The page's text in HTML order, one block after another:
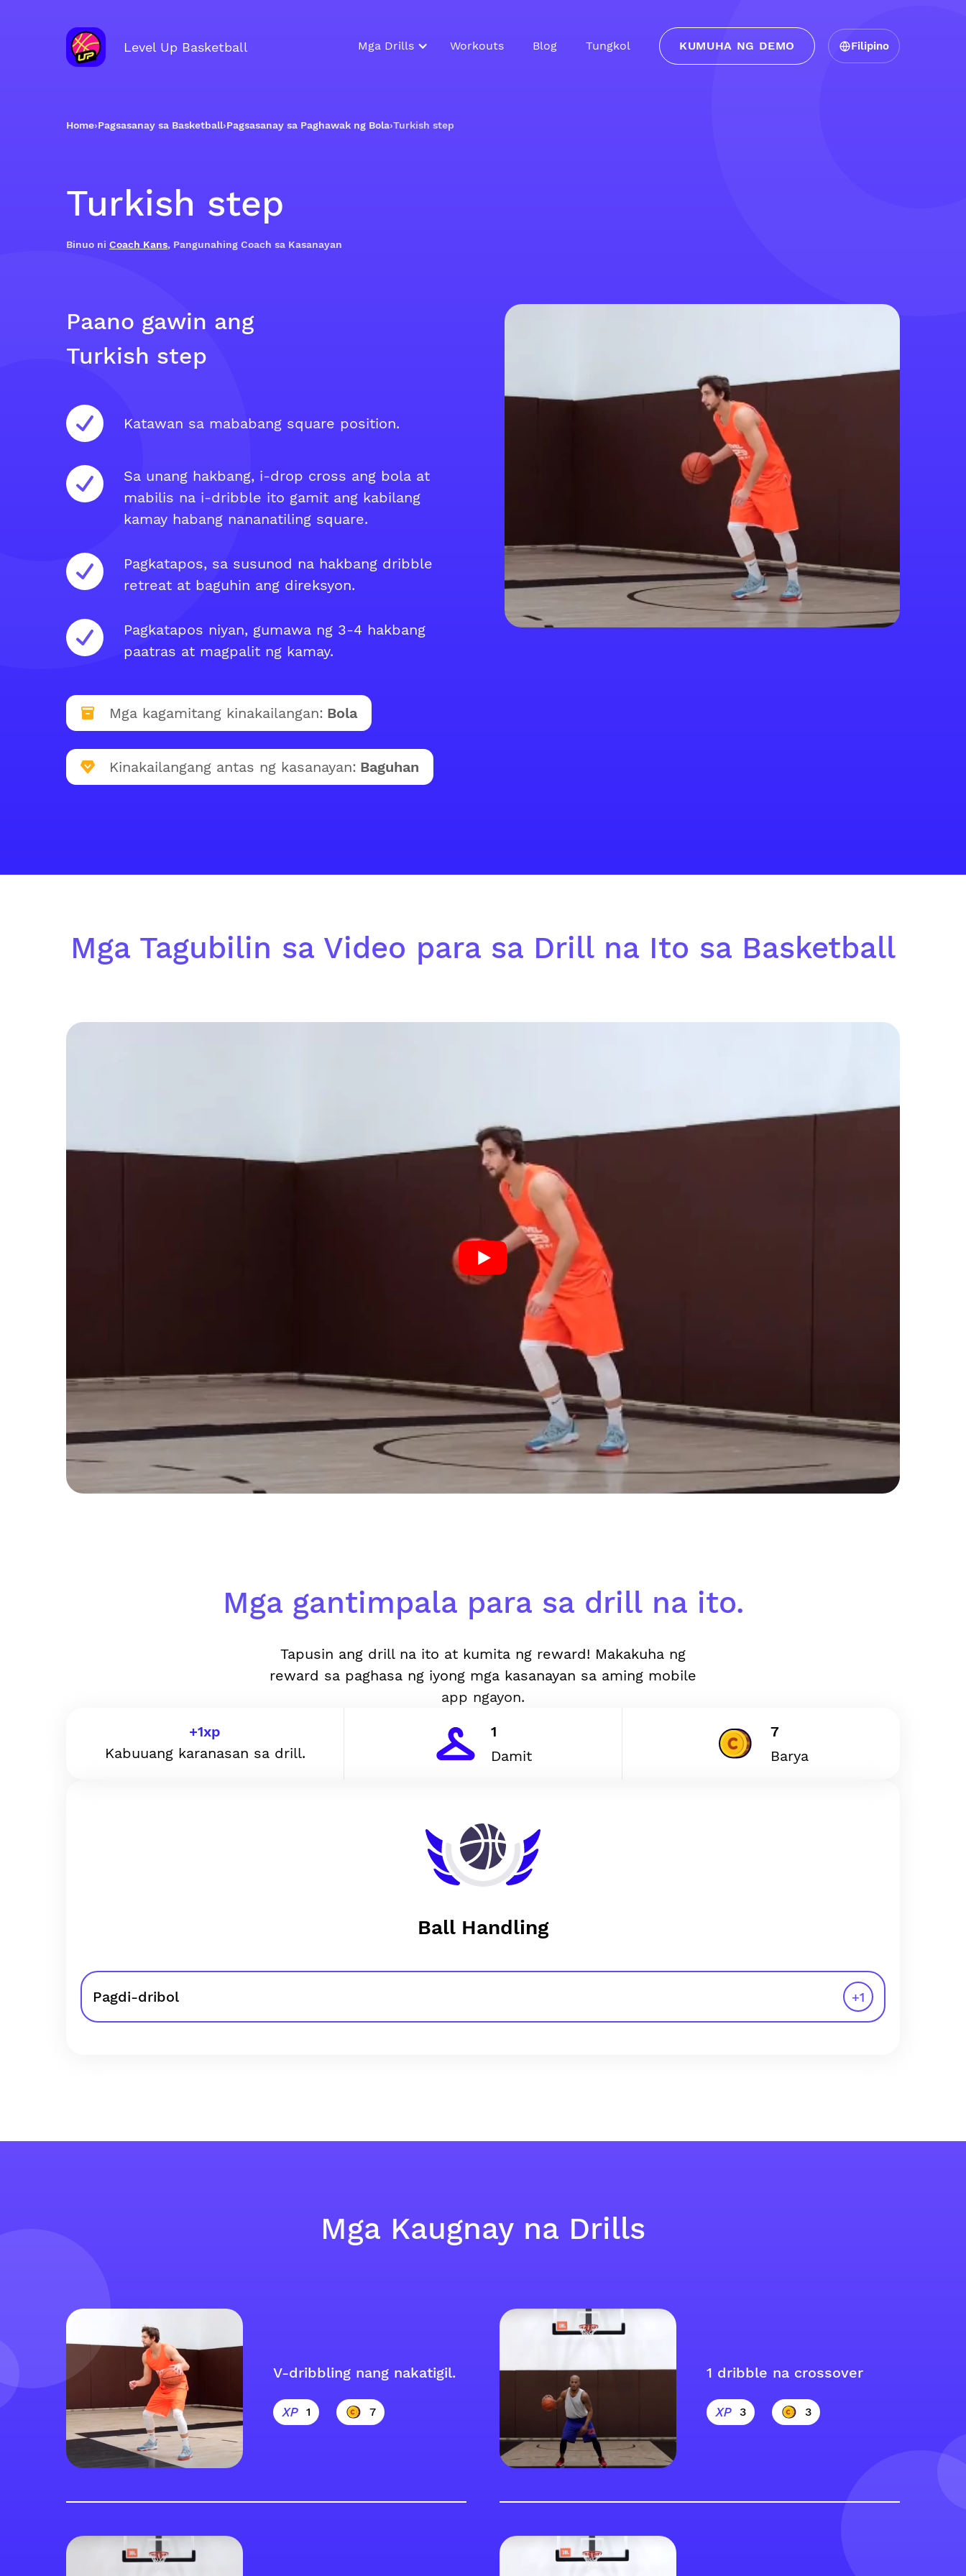
Level Up Basketball Mga Drills Workouts Blog Tungkol KUMUHA NG DEMO Filipino
Home›Pagsasanay sa Basketball›Pagsasanay sa Paghawak ng Bola›Turkish step
Turkish step
Binuo ni Coach Kans, Pangunahing Coach sa Kasanayan
Paano gawin ang
Turkish step
Katawan sa mababang square position.
Sa unang hakbang, i-drop cross ang bola at
mabilis na i-dribble ito gamit ang kabilang
kamay habang nananatiling square.
Pagkatapos, sa susunod na hakbang dribble
retreat at baguhin ang direksyon.
Pagkatapos niyan, gumawa ng 3-4 hakbang
paatras at magpalit ng kamay.
Mga kagamitang kinakailangan: Bola
Kinakailangang antas ng kasanayan: Baguhan
Mga Tagubilin sa Video para sa Drill na Ito sa Basketball
Mga gantimpala para sa drill na ito.
Tapusin ang drill na ito at kumita ng reward! Makakuha ng
reward sa paghasa ng iyong mga kasanayan sa aming mobile
app ngayon.
+1xp
Kabuuang karanasan sa drill.
1
Damit
7
Barya
Ball Handling
Pagdi-dribol +1
Mga Kaugnay na Drills
V-dribbling nang nakatigil.
1 7
1 dribble na crossover
3 3